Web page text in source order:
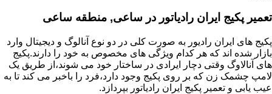
تعمیر پکیج ایران رادیاتور در ساعی, منطقه ساعی
پکیج های ایران رادیور به صورت کلی در دو نوع آنالوگ و دیجیتال وارد
بازار شده اند که هر کدام ویژگی های مخصوص به خود را دارند.پکیج
های آنالاوگ وقتی دچار ایرادی در ساختار خود می شوند،از طریق یک
لامپ چشمک زن که بر روی پکیج وجود دارد،فرد را باخبر می کند تا به
عیب یابی و تعمیر پکیج ایران رادیاتور بپردازد.